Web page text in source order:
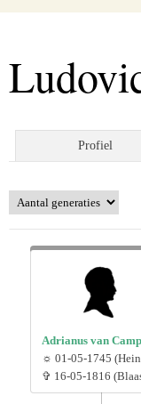
Profiel